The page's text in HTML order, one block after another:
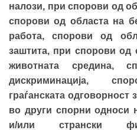
налози, при спорови од
спорови од областа на
работа, спорови од
заштита, при спорови од
животната средина,
дискриминација,
граѓанската одговорност
во други спорни односи
и/или странски